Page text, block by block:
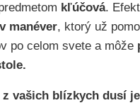
kľúčová.
manéver, ktorý už
po celom svete a môže
vašich blízkych dusí